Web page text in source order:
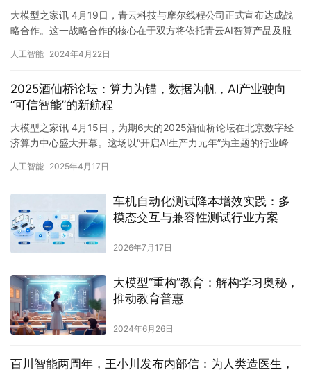
大模型之家讯 4月19日，青云科技与摩尔线程公司正式宣布达成战
略合作。这一战略合作的核心在于双方将依托青云AI智算产品及服
人工智能 2024年4月22日
2025酒仙桥论坛：算力为锚，数据为帆，AI产业驶向
“可信智能”的新航程
大模型之家讯 4月15日，为期6天的2025酒仙桥论坛在北京数字经
济算力中心盛大开幕。这场以“开启AI生产力元年”为主题的行业峰
人工智能 2025年4月17日
车机自动化测试降本增效实践：多
模态交互与兼容性测试行业方案
2026年7月17日
大模型“重构”教育：解构学习奥秘，
推动教育普惠
2024年6月26日
百川智能两周年，王小川发布内部信：为人类造医生，